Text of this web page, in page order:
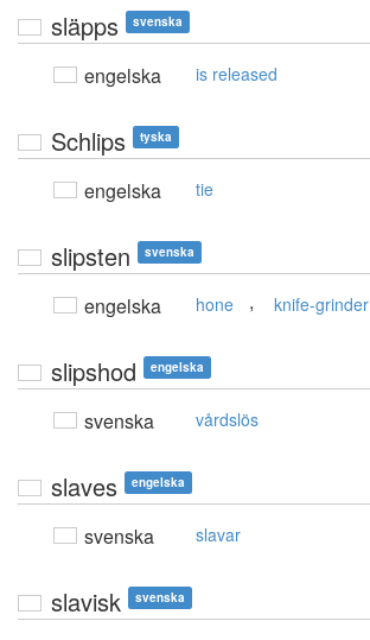
släpps svenska
engelska is released
Schlips tyska
engelska tie
slipsten svenska
engelska hone , knife-grinder
slipshod engelska
svenska vårdslös
slaves engelska
svenska slavar
slavisk svenska